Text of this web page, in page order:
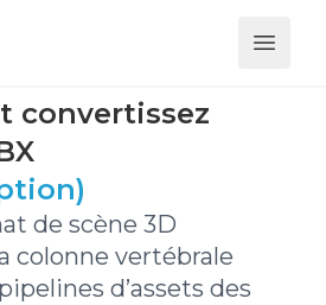
Open
convertissez
de scène 3D
colonne vertébrale
d’assets des